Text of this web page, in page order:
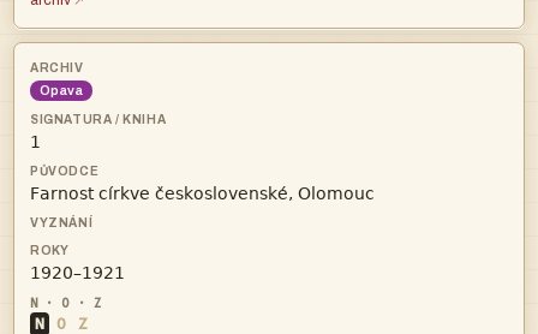
Opava



N O Z